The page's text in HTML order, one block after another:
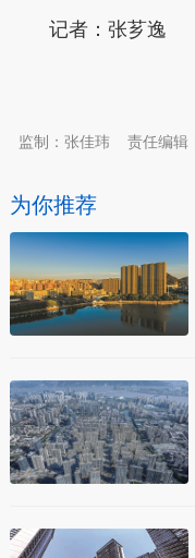
记者：张芗逸
责任编辑
监制：张佳玮
为你推荐